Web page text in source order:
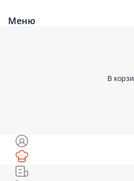
Меню
В